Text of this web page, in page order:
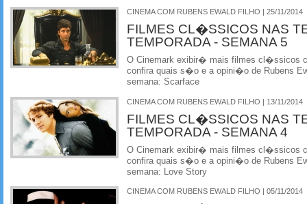
CINEMA COM RUBENS EWALD FILHO | 25/11/2014
FILMES CL�SSICOS NAS
TEMPORADA - SEMANA 5
O Cinemark exibir� mais filmes cl�ssicos
confira quais s�o e a opini�o de Rubens
semana: Scarface
CINEMA COM RUBENS EWALD FILHO | 13/11/2014
FILMES CL�SSICOS NAS
TEMPORADA - SEMANA 4
O Cinemark exibir� mais filmes cl�ssicos
confira quais s�o e a opini�o de Rubens
semana: Love Story
CINEMA COM RUBENS EWALD FILHO | 05/11/2014